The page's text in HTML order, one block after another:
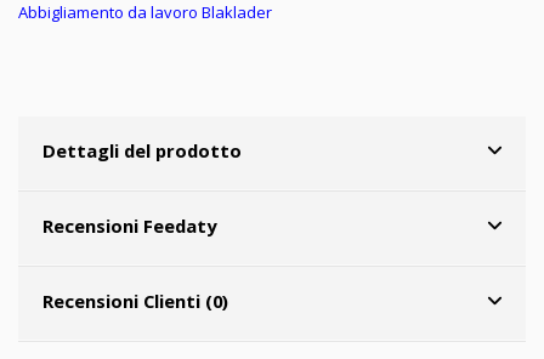
Abbigliamento da lavoro Blaklader
Dettagli del prodotto
Recensioni Feedaty
Recensioni Clienti (0)